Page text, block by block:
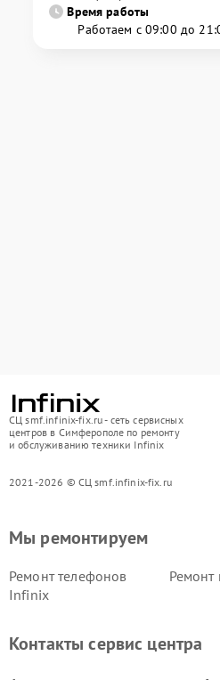
Время работы
Работаем с 09:00 до
СЦ smf.infinix-fix.ru - сеть сервисных
центров в Симферополе по ремонту
и обслуживанию техники Infinix
2021-2026 © СЦ smf.infinix-fix.ru
Мы ремонтируем
Ремонт телефонов
Infinix
Ремонт
Контакты сервис центра